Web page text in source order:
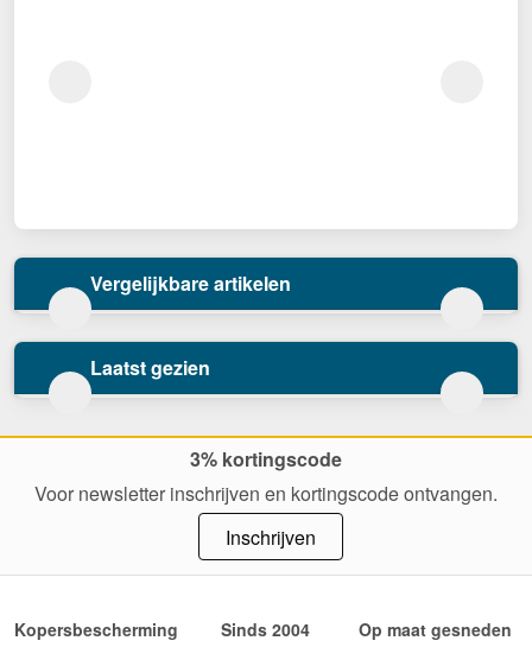
Vergelijkbare artikelen
Laatst gezien
3% kortingscode
Voor newsletter inschrijven en kortingscode ontvangen.
Inschrijven
Kopersbescherming Sinds 2004 Op maat gesneden